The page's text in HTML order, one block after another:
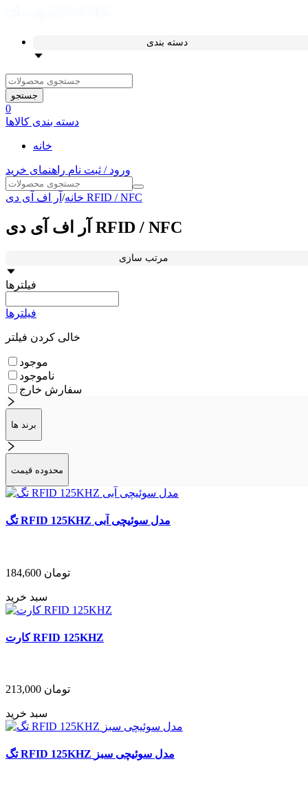
دسته بندی
جستجو
0
دسته بندی کالاها
خانه
ورود / ثبت نام راهنمای خرید
خانه/ آر اف آی دی RFID / NFC
آر اف آی دی RFID / NFC
مرتب سازی
فیلترها
فیلترها
خالی کردن فیلتر
موجود
ناموجود
سفارش خارج
برند ها
محدوده قیمت
تگ RFID 125KHZ مدل سوئیچی آبی
184,600 تومان
سبد خرید
کارت RFID 125KHZ
213,000 تومان
سبد خرید
تگ RFID 125KHZ مدل سوئیچی سبز